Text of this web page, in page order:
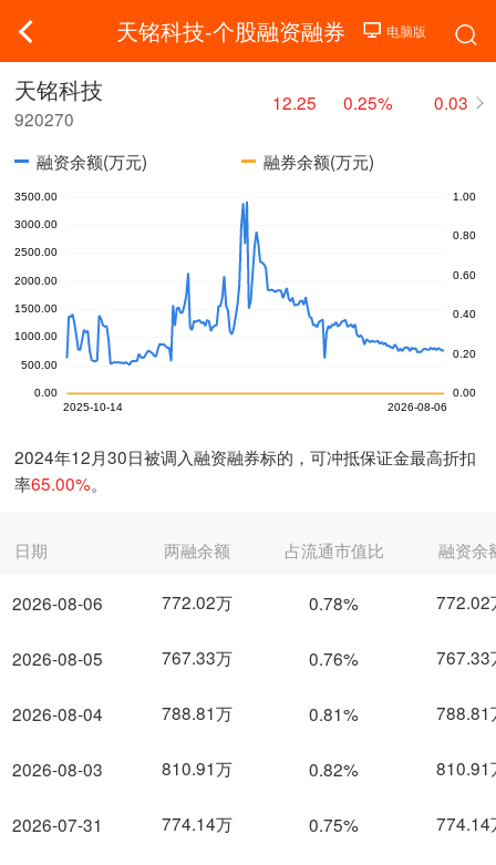
天铭科技-个股融资融券
天铭科技
920270
12.25 0.25% 0.03
融资余额(万元) 融券余额(万元)
2024年12月30日被调入融资融券标的，可冲抵保证金最高折扣
率65.00%。
日期
2026-08-06
2026-08-05
2026-08-04
2026-08-03
2026-07-31
两融余额 占流通市值比 融资余
772.02万 0.78% 772.02
767.33万 0.76% 767.33
788.81万 0.81% 788.81
810.91万 0.82% 810.91
774.14万 0.75% 774.14